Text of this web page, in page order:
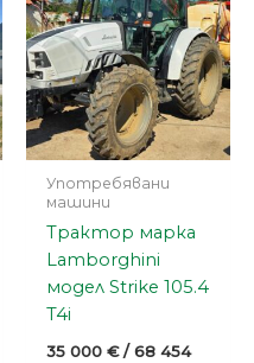
Употребявани
машини
Трактор марка
Lamborghini
модел Strike 105.4
T4i
35 000€/ 68 454